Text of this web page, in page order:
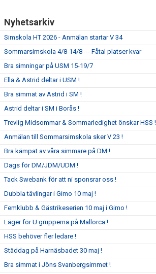
Nyhetsarkiv
Simskola HT 2026 - Anmälan startar V 34
Sommarsimskola 4/8-14/8 --- Fåtal platser kvar
Bra simningar på USM 15-19/7
Ella & Astrid deltar i USM !
Bra simmat av Astrid i SM !
Astrid deltar i SM i Borås !
Trevlig Midsommar & Sommarledighet önskar HSS !
Anmälan till Sommarsimskola sker V 23 !
Bra kämpat av våra simmare på DM !
Dags för DM/JDM/UDM !
Tack Swebank för att ni sponsrar oss !
Dubbla tävlingar i Gimo 10 maj !
Femklubb & Gästrikeserien 10 maj i Gimo !
Läger för U grupperna på Mallorca !
HSS behöver fler ledare !
Städdag på Harnäsbadet 30 maj !
Bra simmat i Jöns Svanbergsimmet !